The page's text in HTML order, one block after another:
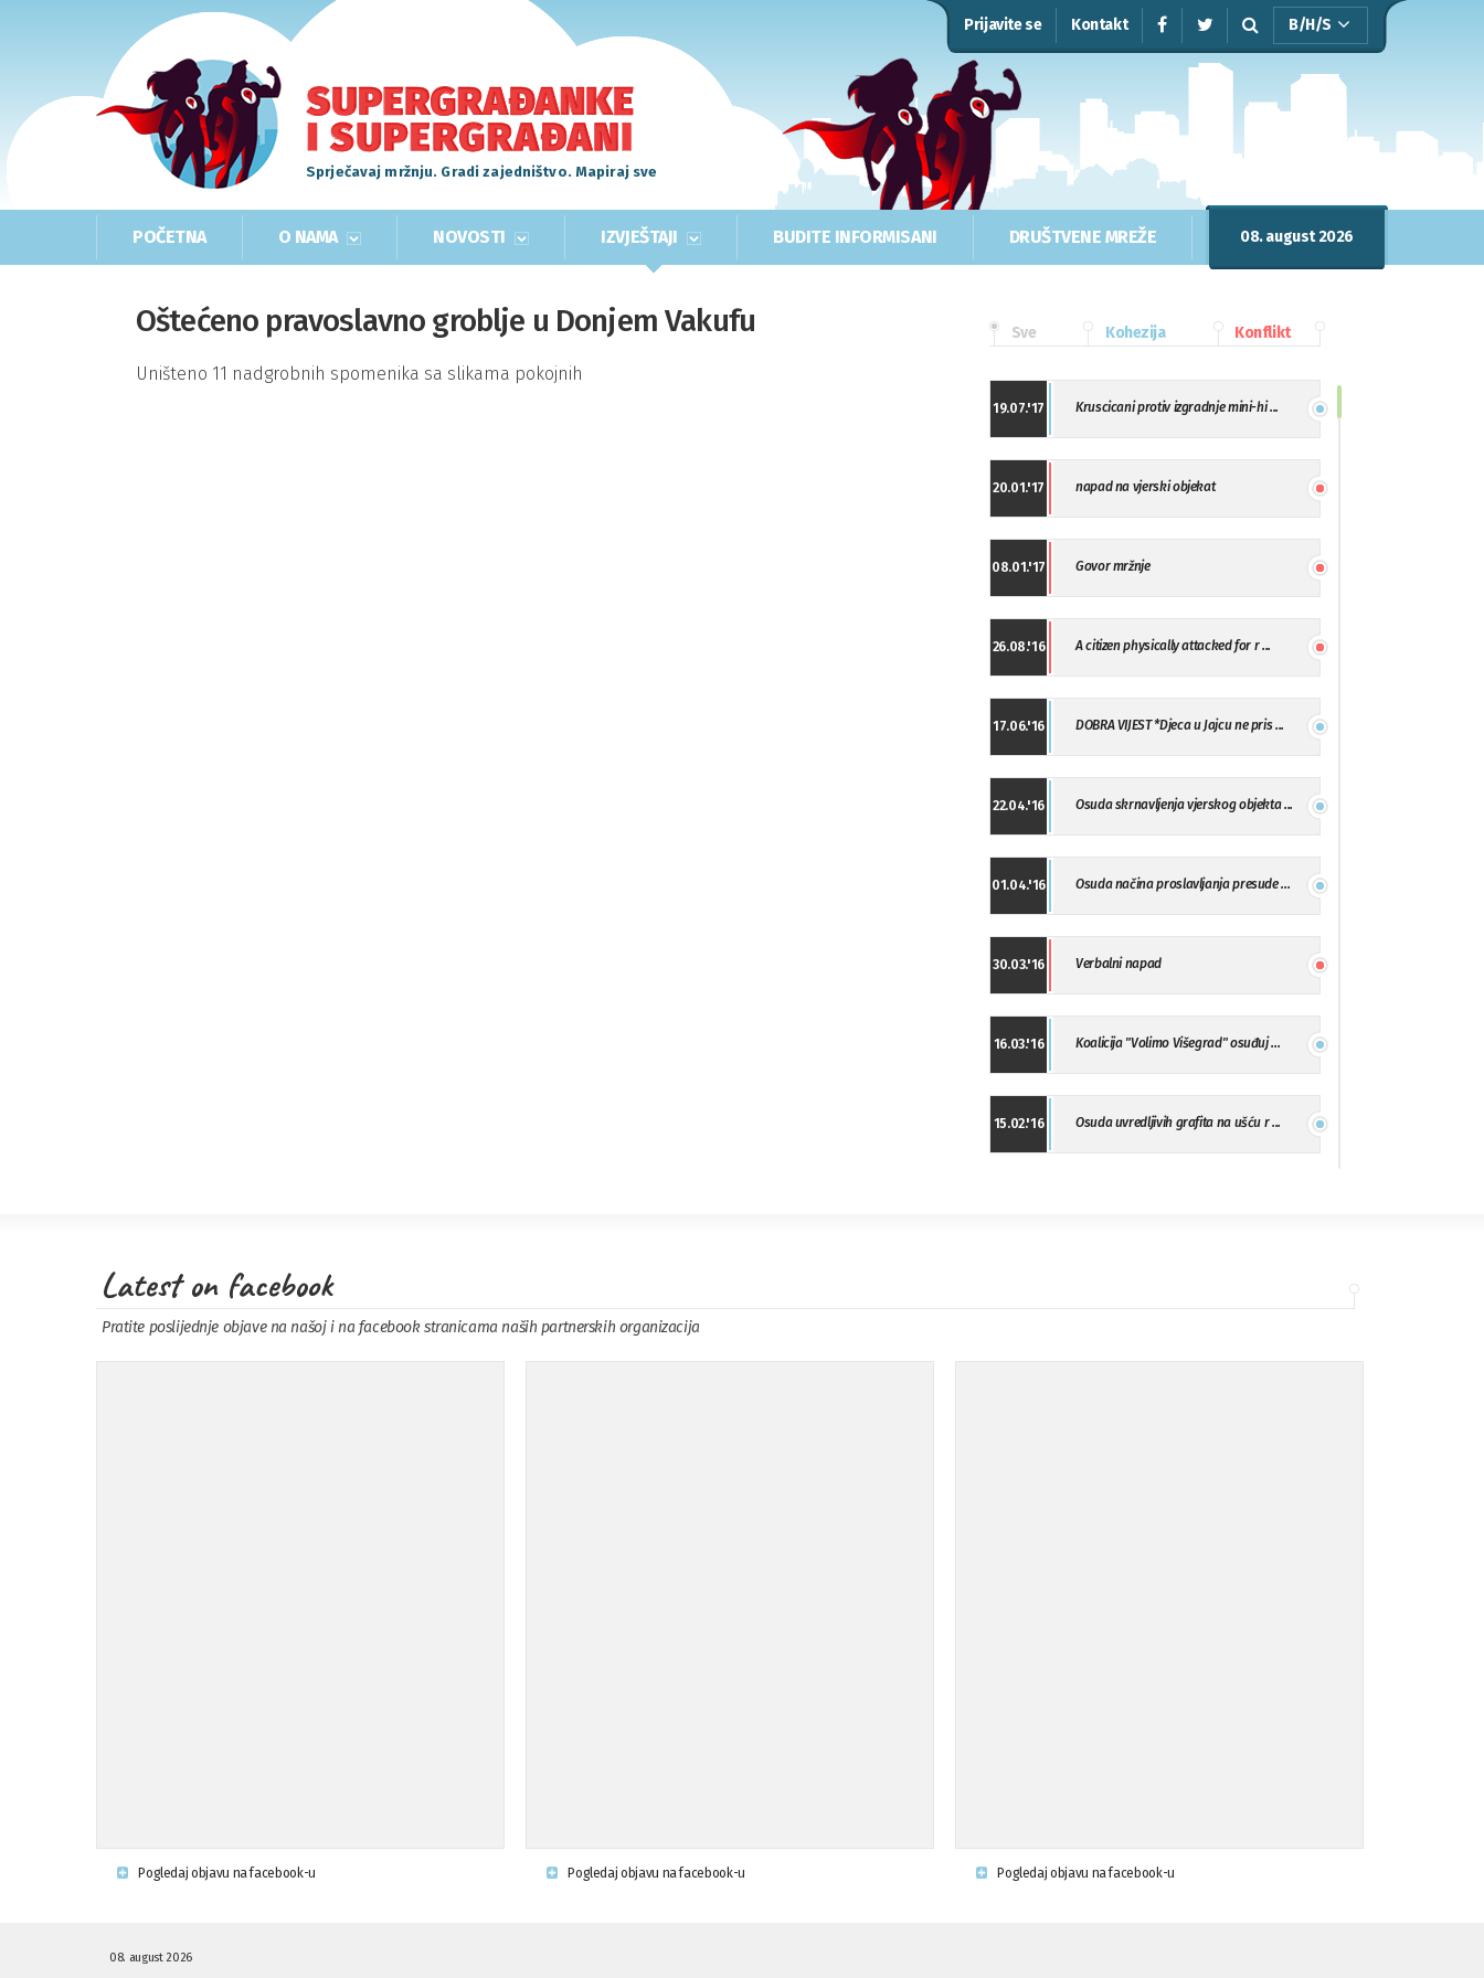
Prijavite se Kontakt B/H/S
Sprječavaj mržnju. Gradi zajedništvo. Mapiraj sve
POČETNA O NAMA NOVOSTI IZVJEŠTAJI BUDITE INFORMISANI DRUŠTVENE MREŽE 08. august 2026
Oštećeno pravoslavno groblje u Donjem Vakufu
Uništeno 11 nadgrobnih spomenika sa slikama pokojnih
Sve Kohezija Konflikt
19.07.'17 Kruscicani protiv izgradnje mini-hi ...
20.01.'17 napad na vjerski objekat
08.01.'17 Govor mržnje
26.08.'16 A citizen physically attacked for r ...
17.06.'16 DOBRA VIJEST *Djeca u Jajcu ne pris ...
22.04.'16 Osuda skrnavljenja vjerskog objekta ...
01.04.'16 Osuda načina proslavljanja presude ...
30.03.'16 Verbalni napad
16.03.'16 Koalicija "Volimo Višegrad" osuđuj ...
15.02.'16 Osuda uvredljivih grafita na ušću r ...
09.11.'15 Osuda incidenta tokom dženaze na Pe ...
Latest on facebook
Pratite poslijednje objave na našoj i na facebook stranicama naših partnerskih organizacija
Pogledaj objavu na facebook-u Pogledaj objavu na facebook-u Pogledaj objavu na facebook-u
08. august 2026